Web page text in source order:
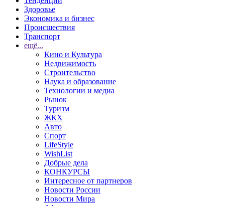
Здоровье
Экономика и бизнес
Происшествия
Транспорт
ещё...
Кино и Культура
Недвижимость
Строительство
Наука и образование
Технологии и медиа
Рынок
Туризм
ЖКХ
Авто
Спорт
LifeStyle
WishList
Добрые дела
КОНКУРСЫ
Интересное от партнеров
Новости России
Новости Мира